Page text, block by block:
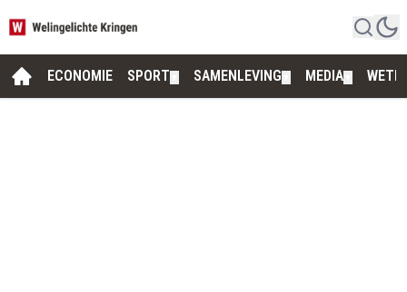
ECONOMIE SPORT SAMENLEVING MEDIA